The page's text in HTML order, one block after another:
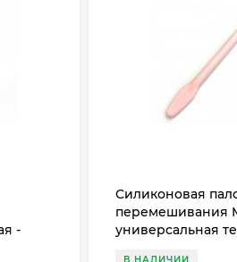
-
Силиконовая
перемешивания
универсальная